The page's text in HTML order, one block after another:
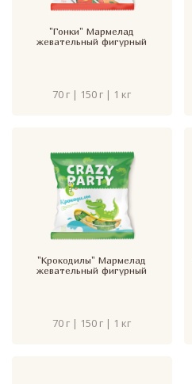
"Гонки" Мармелад
жевательный фигурный
70 г | 150 г | 1 кг
"Крокодилы" Мармелад
жевательный фигурный
70 г | 150 г | 1 кг